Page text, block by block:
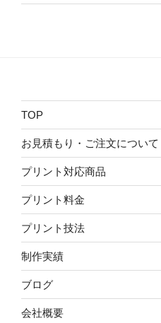
TOP
お見積もり・ご注文について
プリント対応商品
プリント料金
プリント技法
制作実績
ブログ
会社概要